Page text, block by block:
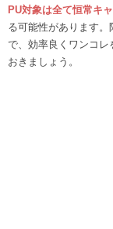
PU対象は全て恒常キ
る可能性があります
で、効率良くワンコレ
おきましょう。